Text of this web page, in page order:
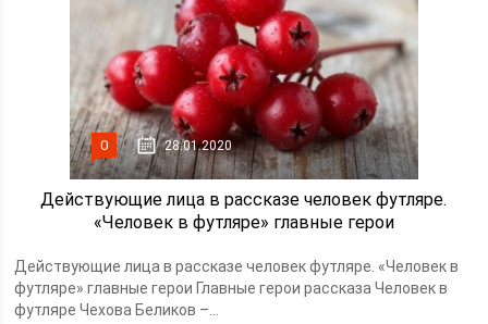
0 28.01.2020
Действующие лица в рассказе человек футляре.
«Человек в футляре» главные герои
Действующие лица в рассказе человек футляре. «Человек в
футляре» главные герои Главные герои рассказа Человек в
футляре Чехова Беликов –...